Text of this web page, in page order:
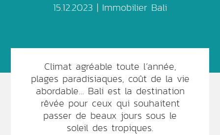
15.12.2023 | Immobilier Bali
Climat agréable toute l’année,
plages paradisiaques, coût de la vie
abordable… Bali est la destination
rêvée pour ceux qui souhaitent
passer de beaux jours sous le
soleil des tropiques.